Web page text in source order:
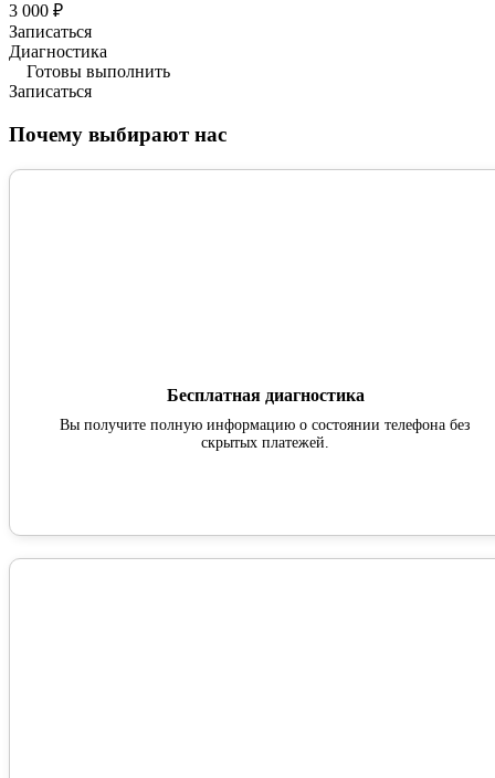
3 000 ₽
Записаться
Диагностика
Готовы выполнить
Записаться
Почему выбирают нас
Бесплатная диагностика
Вы получите полную информацию о состоянии телефона без
скрытых платежей.